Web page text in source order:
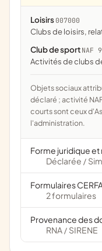
Loisirs 007000
clubs de loisirs,
Club de sport NAF
Activités de clubs
Objets sociaux attribués par l'administration d'après l'objet
déclaré ; activité
courts sont ceux
l'administration.
Forme juridique
Déclarée /
Formulaires
2 formulaires
Provenance des
RNA / SIRENE